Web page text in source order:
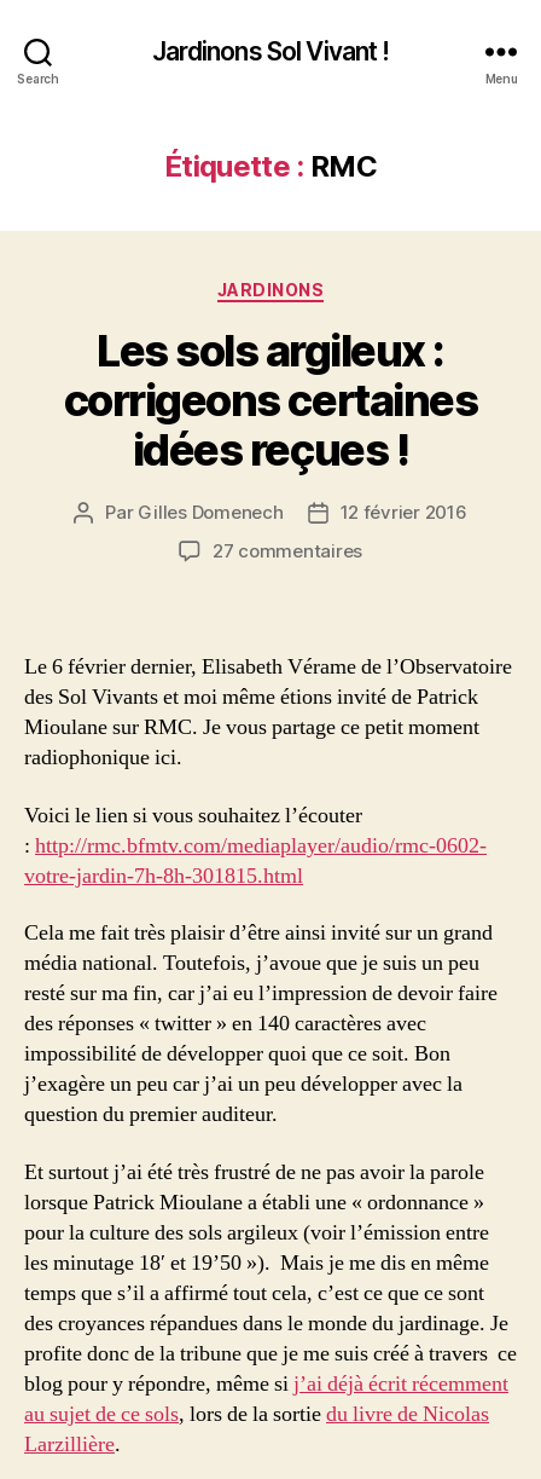
Search
Jardinons Sol Vivant !
Menu
Étiquette : RMC
Catégories
JARDINONS
Les sols argileux :
corrigeons certaines
idées reçues !
Auteur
Par Gilles Domenech
Date
de
12 février 2016
27 commentairessur
certaines
idées
Le 6 février dernier, Elisabeth Vérame de l’Observatoire
des Sol Vivants et moi même étions invité de Patrick
Mioulane sur RMC. Je vous partage ce petit moment
radiophonique ici.
Voici le lien si vous souhaitez l’écouter
: http://rmc.bfmtv.com/mediaplayer/audio/rmc-0602-
votre-jardin-7h-8h-301815.html
Cela me fait très plaisir d’être ainsi invité sur un grand
média national. Toutefois, j’avoue que je suis un peu
resté sur ma fin, car j’ai eu l’impression de devoir faire
des réponses « twitter » en 140 caractères avec
impossibilité de développer quoi que ce soit. Bon
j’exagère un peu car j’ai un peu développer avec la
question du premier auditeur.
Et surtout j’ai été très frustré de ne pas avoir la parole
lorsque Patrick Mioulane a établi une « ordonnance »
pour la culture des sols argileux (voir l’émission entre
les minutage 18′ et 19’50 »). Mais je me dis en même
temps que s’il a affirmé tout cela, c’est ce que ce sont
des croyances répandues dans le monde du jardinage. Je
profite donc de la tribune que je me suis créé à travers ce
blog pour y répondre, même sij’ai déjà écrit récemment
au sujet de ce sols, lors de la sortiedu livre de Nicolas
Larzillière.